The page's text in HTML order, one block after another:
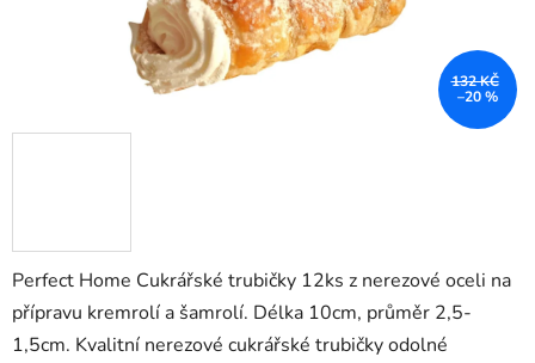
Perfect Home Cukrářské trubičky 12ks z nerezové oceli na
přípravu kremrolí a šamrolí. Délka 10cm, průměr 2,5-
1,5cm. Kvalitní nerezové cukrářské trubičky odolné
132 KČ
–20 %